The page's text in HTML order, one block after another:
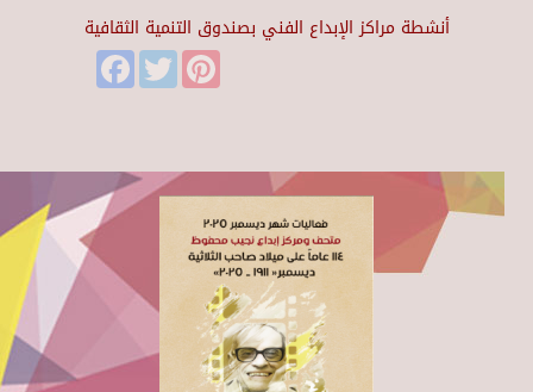
أنشطة مراكز الإبداع الفني بصندوق التنمية الثقافية
FacebookTwitter